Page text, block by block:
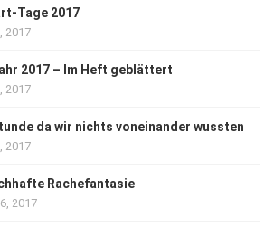
Tage 2017
2017
2017 – Im Heft geblättert
2017
da wir nichts voneinander wussten
2017
Rachefantasie
2017